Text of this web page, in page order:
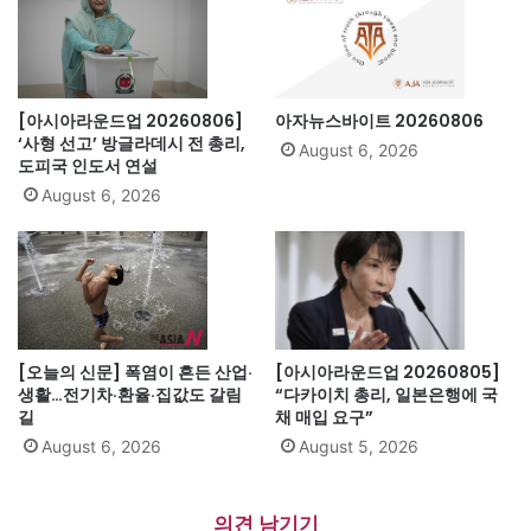
[아시아라운드업 20260806]
‘사형 선고’ 방글라데시 전 총리,
도피국 인도서 연설
August 6, 2026
아자뉴스바이트 20260806
August 6, 2026
[오늘의 신문] 폭염이 흔든 산업·
생활…전기차·환율·집값도 갈림
길
August 6, 2026
[아시아라운드업 20260805]
“다카이치 총리, 일본은행에 국
채 매입 요구”
August 5, 2026
의견 남기기